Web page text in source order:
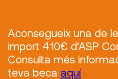
Aconsegueix una de
import 410€ d'ASP
Consulta més
teva beca aquí